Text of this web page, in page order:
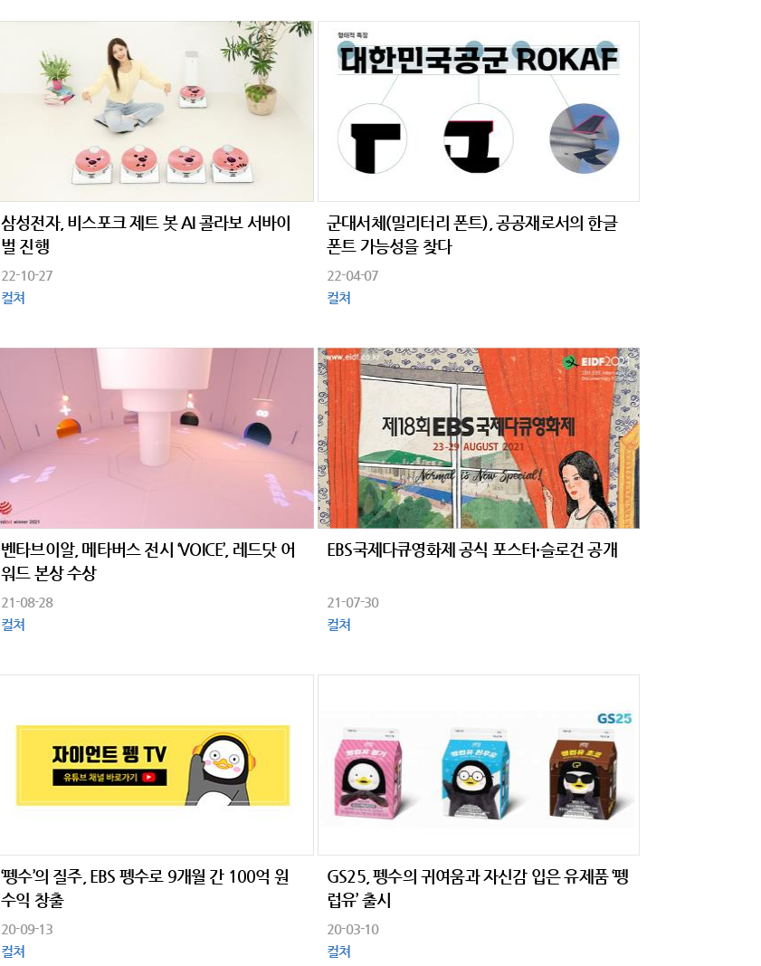
삼성전자, 비스포크 제트 봇 AI 콜라보 서바이
벌 진행
22-10-27
컬쳐
군대서체(밀리터리 폰트), 공공재로서의 한글
폰트 가능성을 찾다
22-04-07
컬쳐
벤타브이알, 메타버스 전시 ‘VOICE’, 레드닷 어
워드 본상 수상
21-08-28
컬쳐
EBS국제다큐영화제 공식 포스터·슬로건 공개
21-07-30
컬쳐
‘펭수’의 질주, EBS 펭수로 9개월 간 100억 원
수익 창출
20-09-13
컬쳐
GS25, 펭수의 귀여움과 자신감 입은 유제품 ‘펭
럽유’ 출시
20-03-10
컬쳐